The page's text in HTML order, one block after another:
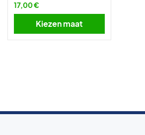
17,00 €
Kiezen maat